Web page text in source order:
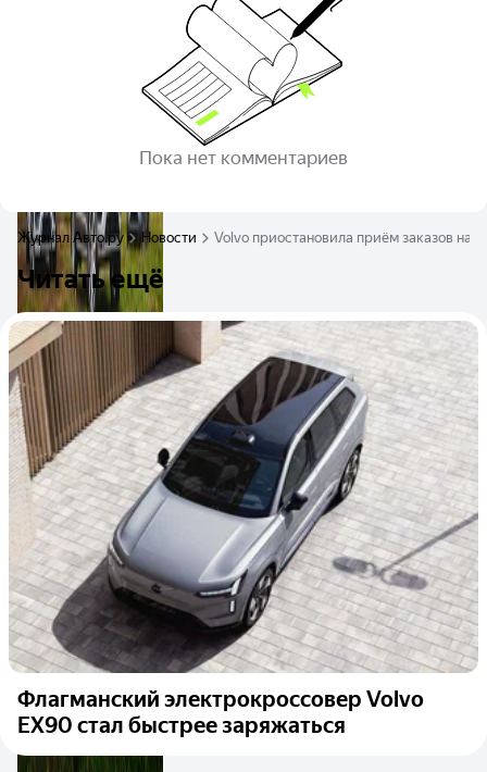
Пока нет комментариев
Журнал Авто.ру Новости Volvo приостановила приём заказов на
Читать ещё
Флагманский электрокроссовер Volvo
EX90 стал быстрее заряжаться